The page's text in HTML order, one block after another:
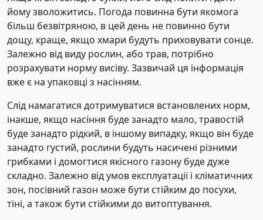
йому зволожитись. Погода повинна бути якомога
більш безвітряною, в цей день не повинно бути
дощу, краще, якщо хмари будуть приховувати сонце.
Залежно від виду рослин, або трав, потрібно
розрахувати норму висіву. Зазвичай ця інформація
вже є на упаковці з насінням.
Слід намагатися дотримуватися встановлених норм,
інакше, якщо насіння буде занадто мало, травостій
буде занадто рідкий, в іншому випадку, якщо він буде
занадто густий, рослини будуть насичені різними
грибками і домогтися якісного газону буде дуже
складно. Залежно від умов експлуатації і кліматичних
зон, посівний газон може бути стійким до посухи,
тіні, а також бути стійкими до витоптування.